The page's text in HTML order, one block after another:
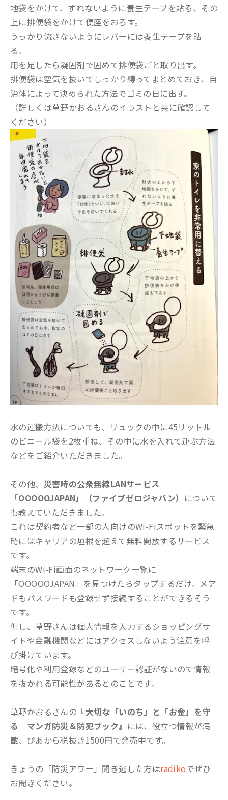
地袋をかけて、ずれないように養生テープを貼る、その
上に排便袋をかけて便座をおろす。
うっかり流さないようにレバーには養生テープを貼
る。
用を足したら凝固剤で固めて排便袋ごと取り出す。
排便袋は空気を抜いてしっかり縛ってまとめておき、自
治体によって決められた方法でゴミの日に出す。
（詳しくは草野かおるさんのイラストと共に確認して
ください）
水の運搬方法についても、リュックの中に45リットル
のビニール袋を2枚重ね、その中に水を入れて運ぶ方法
などをご紹介いただきました。
その他、 災害時の公衆無線LANサービス
「OOOOOJAPAN」（ファイブゼロジャパン） について
も教えていただきました。
これは契約者など一部の人向けのWi-Fiスポットを緊急
時にはキャリアの垣根を超えて無料開放するサービス
です。
端末のWi-Fi画面のネットワーク一覧に
「OOOOOJAPAN」を見つけたらタップするだけ。メア
ドもパスワードも登録せず接続することができるそう
です。
但し、草野さんは個人情報を入力するショッピングサ
イトや金融機関などにはアクセスしないよう注意を呼
び掛けています。
暗号化や利用登録などのユーザー認証がないので情報
を抜かれる可能性があるとのことです。
草野かおるさんの 『大切な「いのち」と「お金」を守
る マンガ防災＆防犯ブック』 には、役立つ情報が満
載、ぴあから税抜き1500円で発売中です。
きょうの「防災アワー」聞き逃した方はradikoでぜひ
お聞きください。